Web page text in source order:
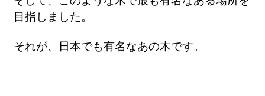
目指しました。
それが、日本でも有名なあの木です。